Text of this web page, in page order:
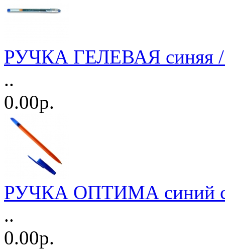
РУЧКА ГЕЛЕВАЯ синяя
..
0.00р.
РУЧКА ОПТИМА синий
..
0.00р.